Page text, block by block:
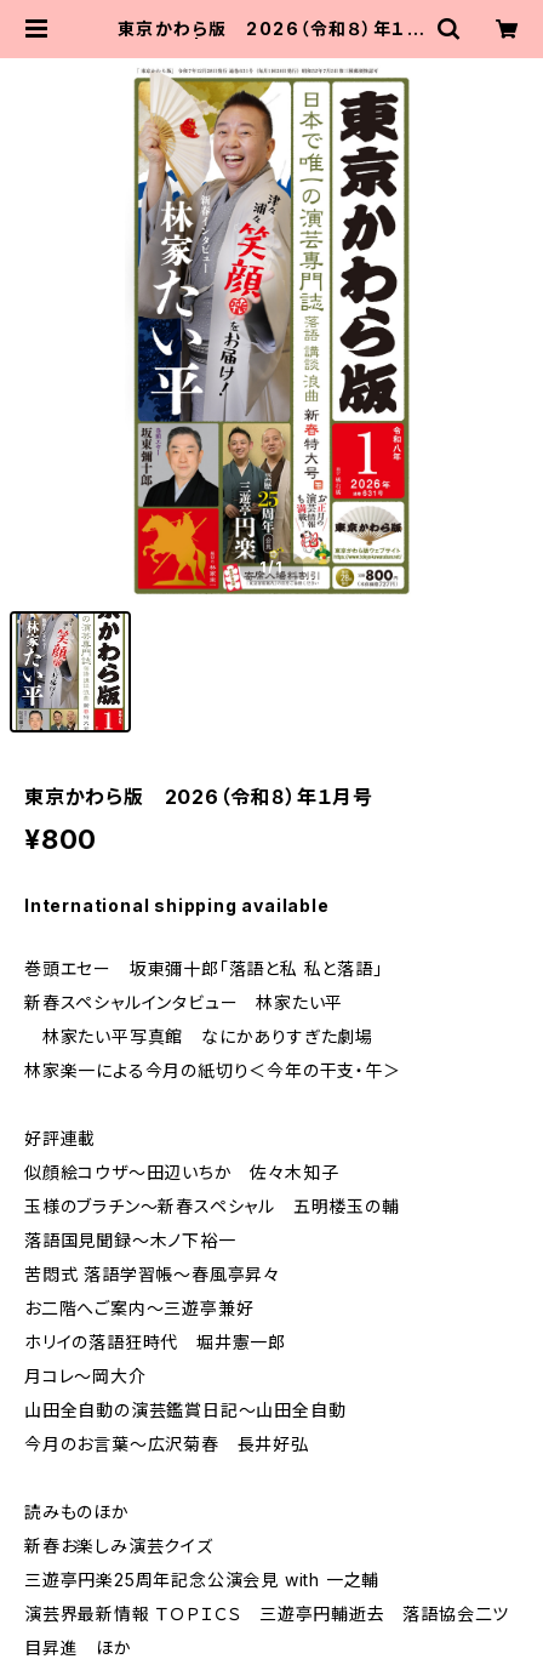
東京かわら版 2026（令和８）年１月
1/1
東京かわら版 2026（令和８）年１月号
¥800
International shipping available
巻頭エセー 坂東彌十郎「落語と私 私と落語」
新春スペシャルインタビュー 林家たい平
林家たい平写真館 なにかありすぎた劇場
林家楽一による今月の紙切り＜今年の干支・午＞
好評連載
似顔絵コウザ～田辺いちか 佐々木知子
玉様のブラチン〜新春スペシャル 五明楼玉の輔
落語国見聞録〜木ノ下裕一
苦悶式 落語学習帳〜春風亭昇々
お二階へご案内～三遊亭兼好
ホリイの落語狂時代 堀井憲一郎
月コレ～岡大介
山田全自動の演芸鑑賞日記〜山田全自動
今月のお言葉～広沢菊春 長井好弘
読みものほか
新春お楽しみ演芸クイズ
三遊亭円楽25周年記念公演会見 with 一之輔
演芸界最新情報 ＴＯＰＩＣＳ 三遊亭円輔逝去 落語協会二ツ
目昇進 ほか